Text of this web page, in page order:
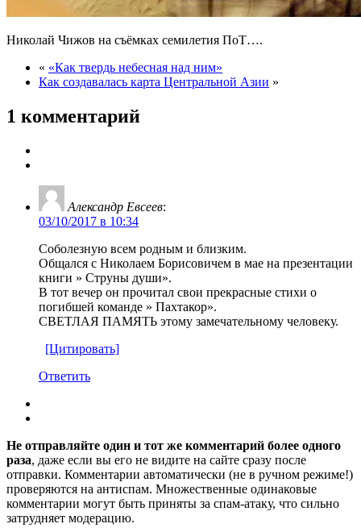
Николай Чижов на съёмках семилетия ПоТ….
« «Как твердь небесная над ним»
Как создавалась карта Центральной Азии »
1 комментарий
Александр Евсеев:
03/10/2017 в 10:34
Соболезную всем родным и близким.
Общался с Николаем Борисовичем в мае на презентации
книги » Струны души».
В тот вечер он прочитал свои прекрасные стихи о
погибшей команде » Пахтакор».
СВЕТЛАЯ ПАМЯТЬ этому замечательному человеку.
[Цитировать]
Ответить
Не отправляйте один и тот же комментарий более одного
раза, даже если вы его не видите на сайте сразу после
отправки. Комментарии автоматически (не в ручном режиме!)
проверяются на антиспам. Множественные одинаковые
комментарии могут быть приняты за спам-атаку, что сильно
затрудняет модерацию.